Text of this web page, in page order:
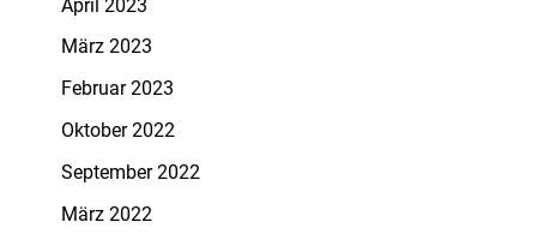
April 2023
März 2023
Februar 2023
Oktober 2022
September 2022
März 2022